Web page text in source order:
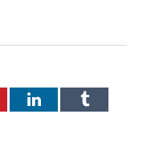
LinkedInTumblr